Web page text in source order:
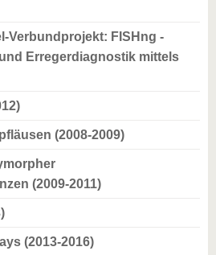
Verbundprojekt: FISHng -
Erregerdiagnostik mittels
(2008-2009)
(2009-2011)
(2013-2016)